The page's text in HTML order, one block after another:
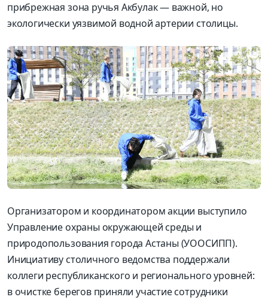
прибрежная зона ручья Акбулак — важной, но
экологически уязвимой водной артерии столицы.
Организатором и координатором акции выступило
Управление охраны окружающей среды и
природопользования города Астаны (УООСИПП).
Инициативу столичного ведомства поддержали
коллеги республиканского и регионального уровней:
в очистке берегов приняли участие сотрудники